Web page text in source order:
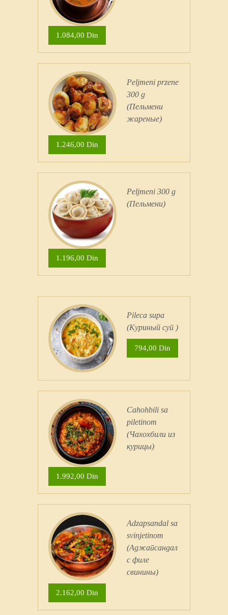
1.084,00 Din
Peljmeni przene
300 g
(Пельмени
жареные)
1.246,00 Din
Peljmeni 300 g
(Пельмени)
1.196,00 Din
Pileсa supa
(Куриный суп )
794,00 Din
Cahohbili sa
piletinom
(Чахохбили из
курицы)
1.992,00 Din
Adzapsandal sa
svinjetinom
(Аджапсандал
с филе
свинины)
2.162,00 Din